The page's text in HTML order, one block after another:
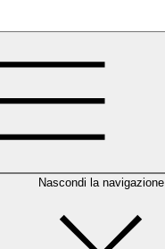
Nascondi la navigazione